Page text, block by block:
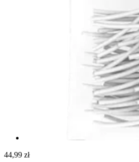
44,99 zł